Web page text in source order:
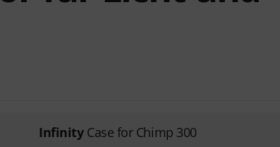
Infinity Case for Chimp 300